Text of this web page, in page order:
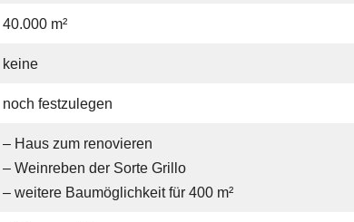
40.000 m²
keine
noch festzulegen
– Haus zum renovieren
– Weinreben der Sorte Grillo
– weitere Baumöglichkeit für 400 m²